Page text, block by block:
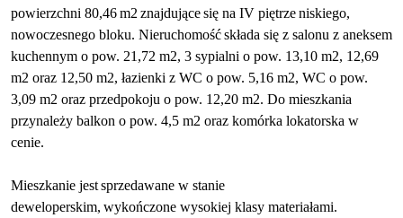
powierzchni 80,46m2 znajdującesię na IV piętrzeniskiego,
nowoczesnego bloku. Nieruchomośćskłada się z salonu z aneksem
kuchennym o pow. 21,72 m2, 3 sypialni o pow. 13,10 m2, 12,69
m2 oraz 12,50 m2, łazienki z WC o pow. 5,16 m2, WC o pow.
3,09 m2 oraz przedpokoju o pow. 12,20 m2. Do mieszkania
przynależy balkon o pow. 4,5 m2 oraz komórka lokatorska w
cenie.
Mieszkanie jestsprzedawane w stanie
deweloperskim, wykończone wysokiej klasy materiałami.